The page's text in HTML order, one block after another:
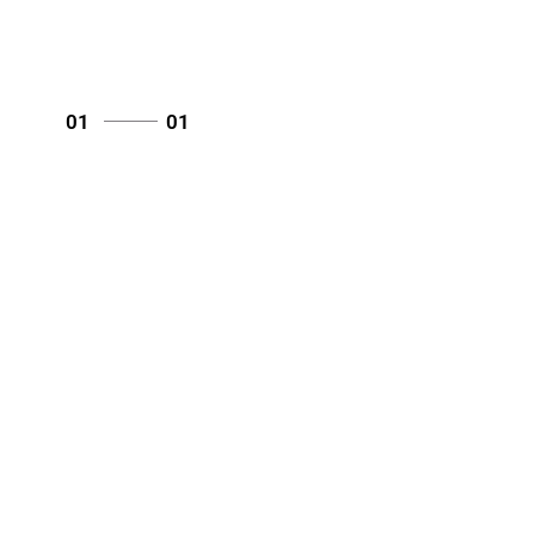
01 01